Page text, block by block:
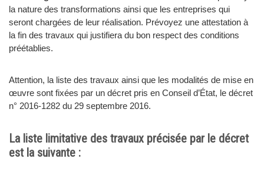
la nature des transformations ainsi que les entreprises qui
seront chargées de leur réalisation. Prévoyez une attestation à
la fin des travaux qui justifiera du bon respect des conditions
préétablies.
Attention, la liste des travaux ainsi que les modalités de mise en
œuvre sont fixées par un décret pris en Conseil d’État, le décret
n° 2016-1282 du 29 septembre 2016.
La liste limitative des travaux précisée par le décret
est la suivante :